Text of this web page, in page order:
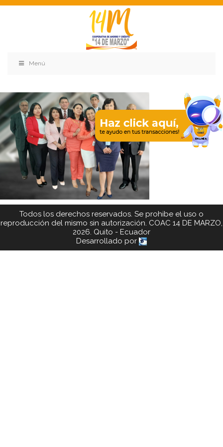
Menú
Todos los derechos reservados. Se prohibe el uso o
reproducción del mismo sin autorización. COAC 14 DE MARZO,
2026. Quito - Ecuador
Desarrollado por